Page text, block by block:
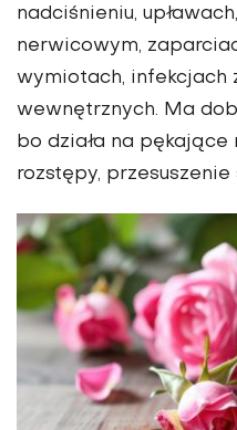
nadciśnieniu,
nerwicowym,
wymiotach, infekcjach
wewnętrznych. Ma
bo działa na pękające
rozstępy, przesuszenie